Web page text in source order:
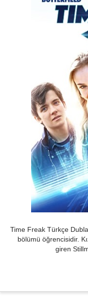
Time Freak Türkçe
bölümü öğrencisidir.
giren